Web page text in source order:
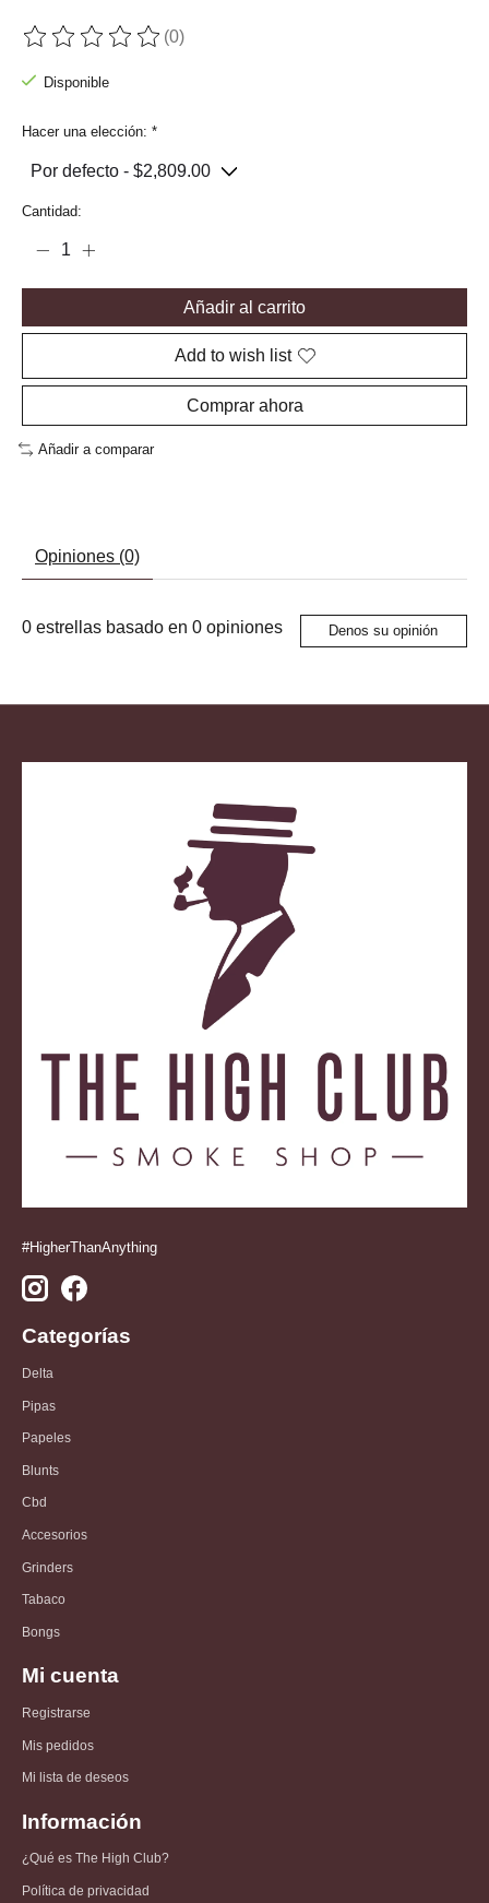
The rating of this product is
(0)
Disponible
Hacer una elección: *
Cantidad:
Añadir al carrito
Add to wish list
Comprar ahora
Añadir a comparar
Opiniones (0)
0 estrellas basado en 0 opiniones Denos su opinión
#HigherThanAnything
Categorías
Delta
Pipas
Papeles
Blunts
Cbd
Accesorios
Grinders
Tabaco
Bongs
Mi cuenta
Registrarse
Mis pedidos
Mi lista de deseos
Información
¿Qué es The High Club?
Política de privacidad